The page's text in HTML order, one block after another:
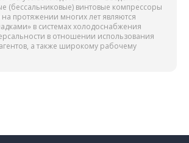
(бессальниковые) винтовые компрессоры
протяжении многих лет являются
в системах холодоснабжения
в отношении использования
а также широкому рабочему